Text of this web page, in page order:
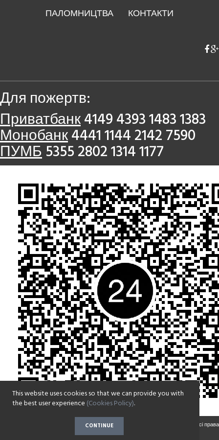
ПАЛОМНИЦТВА
КОНТАКТИ
Для пожертв:
Приватбанк4149 4393 1483 1383
Монобанк4441 1144 2142 7590
ПУМБ5355 2802 1314 1177
Copyright © 2017-2022 Парафія на честь Воскресіння Христового села Зазим'є. Всі права
This website uses cookies so that we can provide you with
the best user experience (Cookies Policy).
CONTINUE